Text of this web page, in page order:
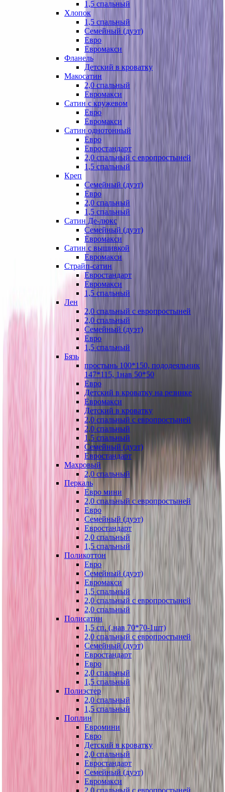
1,5 спальный
Хлопок
1,5 спальный
Семейный (дуэт)
Евро
Евромакси
Фланель
Детский в кроватку
Макосатин
2,0 спальный
Евромакси
Сатин с кружевом
Евро
Евромакси
Сатин однотонный
Евро
Евростандарт
2,0 спальный с европростыней
1,5 спальный
Креп
Семейный (дуэт)
Евро
2,0 спальный
1,5 спальный
Сатин Де-люкс
Семейный (дуэт)
Евромакси
Сатин с вышивкой
Евромакси
Страйп-сатин
Евростандарт
Евромакси
1,5 спальный
Лен
2,0 спальный с европростыней
2,0 спальный
Семейный (дуэт)
Евро
1,5 спальный
Бязь
простынь 100*150, пододеяльник
147*115, 1нав 50*50
Евро
Детский в кроватку на резинке
Евромакси
Детский в кроватку
2,0 спальный с европростыней
2,0 спальный
1,5 спальный
Семейный (дуэт)
Евростандарт
Махровый
2,0 спальный
Перкаль
Евро мини
2,0 спальный с европростыней
Евро
Семейный (дуэт)
Евростандарт
2,0 спальный
1,5 спальный
Поликоттон
Евро
Семейный (дуэт)
Евромакси
1,5 спальный
2,0 спальный с европростыней
2,0 спальный
Полисатин
1,5 сп. (.нав 70*70-1шт)
2,0 спальный с европростыней
Семейный (дуэт)
Евростандарт
Евро
2,0 спальный
1,5 спальный
Полиэстер
2,0 спальный
1,5 спальный
Поплин
Евромини
Евро
Детский в кроватку
2,0 спальный
Евростандарт
Семейный (дуэт)
Евромакси